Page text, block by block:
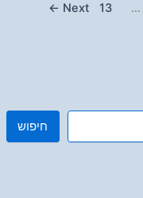
חיפוש
…
13
Next
←